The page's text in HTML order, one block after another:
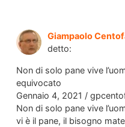
Giampaolo
detto:
Non di solo pane vive
equivocato
Gennaio 4, 2021 /
Non di solo pane vive
vi è il pane, il bisogno